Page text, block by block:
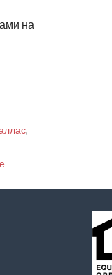
на
,